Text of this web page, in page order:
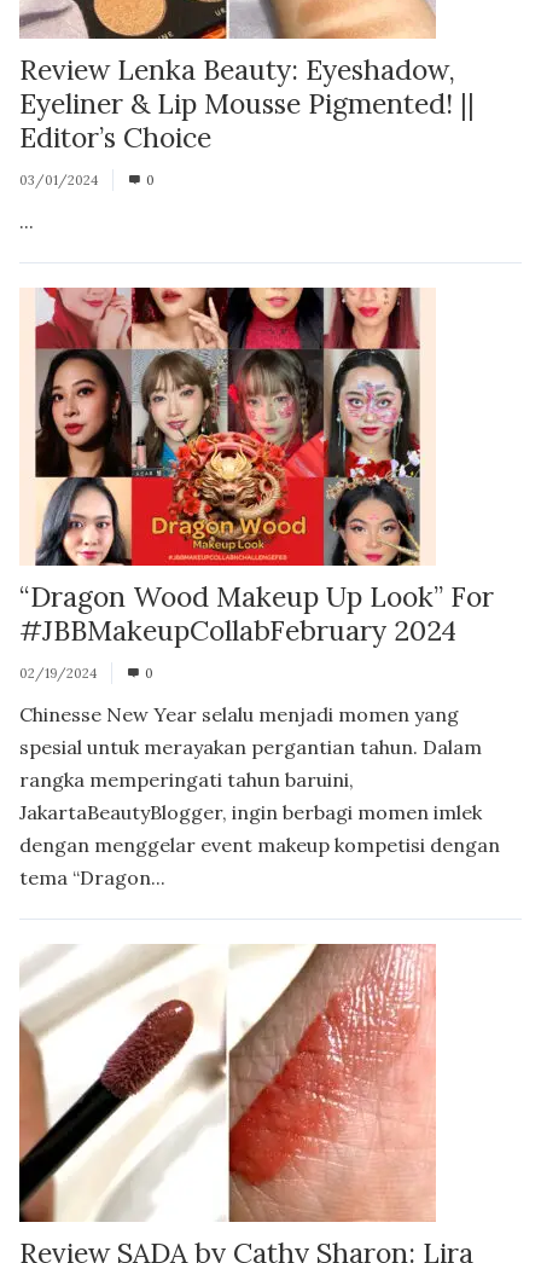
Review Lenka Beauty: Eyeshadow,
Eyeliner & Lip Mousse Pigmented! ||
Editor’s Choice
03/01/2024 0
...
“Dragon Wood Makeup Up Look” For
#JBBMakeupCollabFebruary 2024
02/19/2024 0
Chinesse New Year selalu menjadi momen yang
spesial untuk merayakan pergantian tahun. Dalam
rangka memperingati tahun baruini,
JakartaBeautyBlogger, ingin berbagi momen imlek
dengan menggelar event makeup kompetisi dengan
tema “Dragon...
Review SADA by Cathy Sharon: Lira